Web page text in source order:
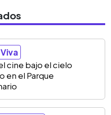
cine bajo el cielo
en el Parque